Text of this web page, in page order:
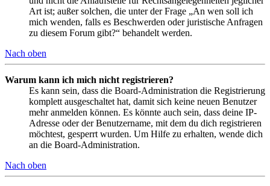
Art ist; außer solchen, die unter der Frage „An wen soll ich
mich wenden, falls es Beschwerden oder juristische Anfragen
zu diesem Forum gibt?“ behandelt werden.
Nach oben
Warum kann ich mich nicht registrieren?
Es kann sein, dass die Board-Administration die Registrierung
komplett ausgeschaltet hat, damit sich keine neuen Benutzer
mehr anmelden können. Es könnte auch sein, dass deine IP-
Adresse oder der Benutzername, mit dem du dich registrieren
möchtest, gesperrt wurden. Um Hilfe zu erhalten, wende dich
an die Board-Administration.
Nach oben